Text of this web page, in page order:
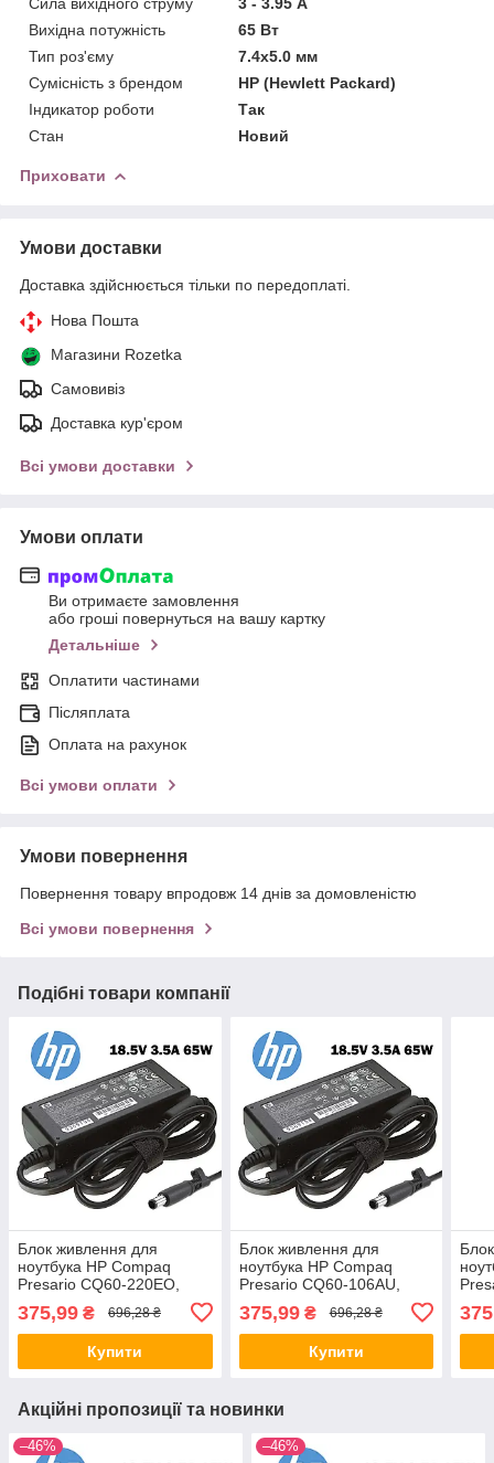
Вихідна потужність
65 Вт
Тип роз'єму
7.4x5.0 мм
Сумісність з брендом
HP (Hewlett Packard)
Індикатор роботи
Так
Стан
Новий
Приховати
Умови доставки
Доставка здійснюється тільки по передоплаті.
Нова Пошта
Магазини Rozetka
Самовивіз
Доставка кур'єром
Всі умови доставки
Умови оплати
Ви отримаєте замовлення
або гроші повернуться на вашу картку
Детальніше
Оплатити частинами
Післяплата
Оплата на рахунок
Всі умови оплати
Умови повернення
Повернення товару впродовж 14 днів за домовленістю
Всі умови повернення
Подібні товари компанії
Блок живлення для
ноутбука HP Compaq
Presario CQ60-220EO,
107TU, CQ60-407AU,
CQ60-250EG
375,99 ₴ 696,28 ₴
Купити
Блок живлення для
ноутбука HP Compaq
Presario CQ60-106AU,
137EL, CQ60-210AU
375,99₴ 696,28 ₴
Купити
Акційні пропозиції та новинки
–46% –46%